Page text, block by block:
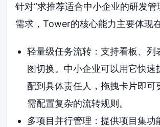
针对“求推荐适合中小企业的研发管
需求，Tower的核心能力主要体现
轻量级任务流转：支持看板、列
图切换。中小企业可以用它快速
配到具体责任人，拖拽卡片即可
需配置复杂的流转规则。
多项目并行管理：提供项目集功